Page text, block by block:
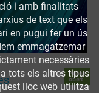
Accés
obert
i amb finalitats
de text que els
en pugui fer un ús
emmagatzemar
necessàries
tots els altres tipus
lloc web utilitza